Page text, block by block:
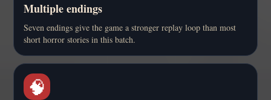
Multiple endings
Seven endings give the game a stronger replay loop than most
short horror stories in this batch.
🧠